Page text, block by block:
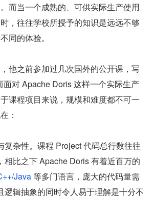
而当一个成熟的、可供实际生产使用
，往往学校所授予的知识是远远不够
同的体验。
他之前参加过几次国外的公开课，写
面对 Apache Doris 这样一个实际生产
课程项目来说，规模和难度都不可一
：
复杂性。课程 Project 代码总行数往往
相比之下 Apache Doris 有着近百万的
Java 等多门语言，庞大的代码量需
逻辑抽象的同时令人易于理解是十分不